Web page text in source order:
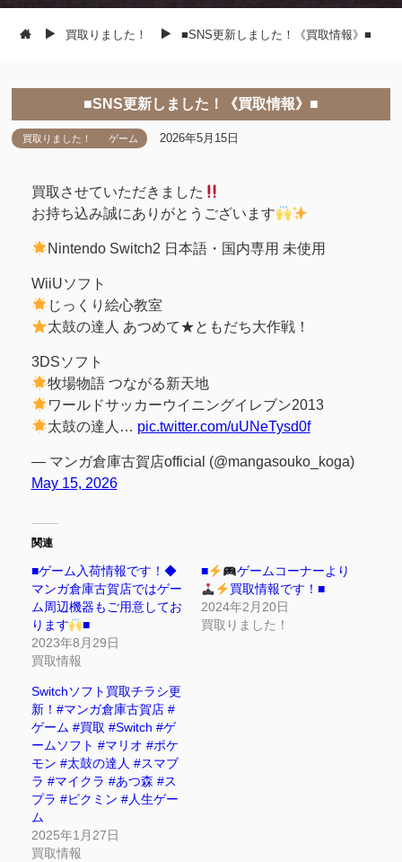
買取りました！ ■SNS更新しました！《買取情報》■
■SNS更新しました！《買取情報》■
買取りました！ ゲーム 2026年5月15日
買取させていただきました
お持ち込み誠にありがとうございます
Nintendo Switch2 日本語・国内専用 未使用
WiiUソフト
じっくり絵心教室
太鼓の達人 あつめて★ともだち大作戦！
3DSソフト
牧場物語 つながる新天地
ワールドサッカーウイニングイレブン2013
太鼓の達人… pic.twitter.com/uUNeTysd0f
— マンガ倉庫古賀店official (@mangasouko_koga)
May 15, 2026
関連
■ゲーム入荷情報です！◆
マンガ倉庫古賀店ではゲー
ム周辺機器もご用意してお
ります
■
2023年8月29日
買取情報
■
ゲームコーナーより
買取情報です！■
2024年2月20日
買取りました！
Switchソフト買取チラシ更
新！#マンガ倉庫古賀店 #
ゲーム #買取 #Switch #ゲ
ームソフト #マリオ #ポケ
モン #太鼓の達人 #スマブ
ラ #マイクラ #あつ森 #ス
プラ #ピクミン #人生ゲー
ム
2025年1月27日
買取情報